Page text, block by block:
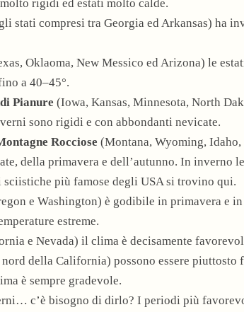
rigidi ed estati molto calde.
stati compresi tra Georgia ed Arkansas) ha
Oklaoma, New Messico ed Arizona) le
a 40–45°.
Pianure (Iowa, Kansas, Minnesota, North
sono rigidi e con abbondanti nevicate.
Rocciose (Montana, Wyoming,
della primavera e dell’autunno. In inverno
sciistiche più famose degli USA si trovino qui.
e Washington) è godibile in primavera e
estreme.
e Nevada) il clima è decisamente
della California) possono essere piuttosto
è sempre gradevole.
c’è bisogno di dirlo? I periodi più